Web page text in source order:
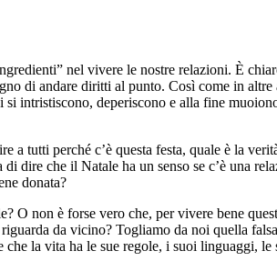
nel vivere le nostre relazioni. È
di andare diritti al punto. Così come in altre
intristiscono, deperiscono e alla fine
tutti perché c’è questa festa, quale è la
dire che il Natale ha un senso se c’è una
donata?
O non è forse vero che, per vivere bene
da vicino? Togliamo da noi quella
la vita ha le sue regole, i suoi linguaggi,